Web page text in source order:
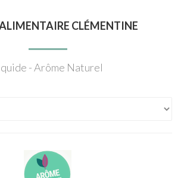
CLÉMENTINE
- Arôme Naturel